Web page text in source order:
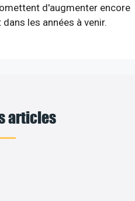
d'augmenter encore
les années à venir.
articles